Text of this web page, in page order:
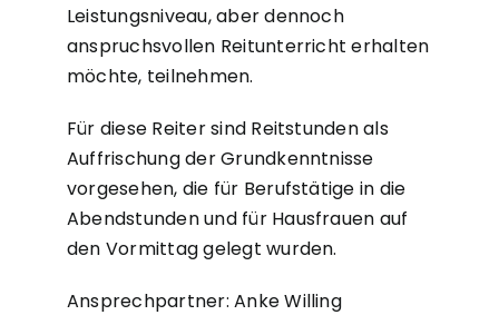
Leistungsniveau, aber dennoch
anspruchsvollen Reitunterricht erhalten
möchte, teilnehmen.
Für diese Reiter sind Reitstunden als
Auffrischung der Grundkenntnisse
vorgesehen, die für Berufstätige in die
Abendstunden und für Hausfrauen auf
den Vormittag gelegt wurden.
Ansprechpartner: Anke Willing